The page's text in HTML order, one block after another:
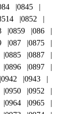
0845
0852
0859
086
087
0875
0885
0887
0896
0897
0942
0943
0950
0952
0964
0965